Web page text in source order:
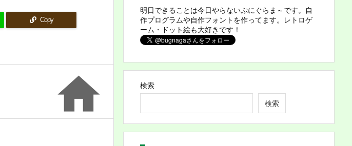
Copy

明日できることは今日やらないぷにぐらま～です。自
作プログラムや自作フォントを作ってます。レトロゲ
ーム・ドット絵も大好きです！
検索
検索